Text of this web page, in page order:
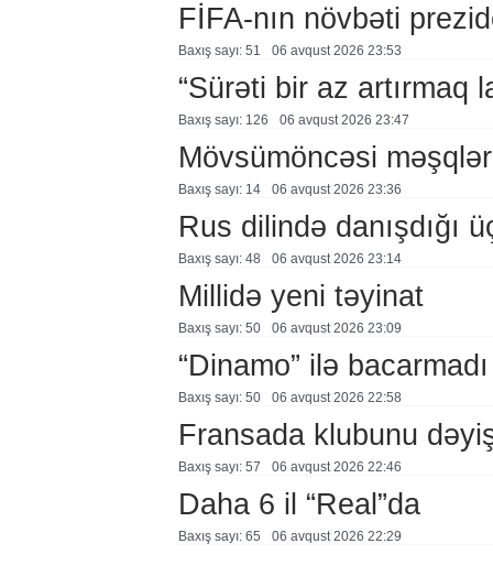
FİFA-nın növbəti
Baxış sayı: 51 06 avqust 2026 23:53
“Sürəti bir az artırmaq
Baxış sayı: 126 06 avqust 2026 23:47
Mövsümöncəsi
Baxış sayı: 14 06 avqust 2026 23:36
Rus dilində danışdığı
Baxış sayı: 48 06 avqust 2026 23:14
Millidə yeni təyinat
Baxış sayı: 50 06 avqust 2026 23:09
“Dinamo” ilə bacarmadı
Baxış sayı: 50 06 avqust 2026 22:58
Fransada klubunu
Baxış sayı: 57 06 avqust 2026 22:46
Daha 6 il “Real”da
Baxış sayı: 65 06 avqust 2026 22:29